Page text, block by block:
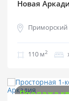
Новая
Приморский
110 м2
Продажа